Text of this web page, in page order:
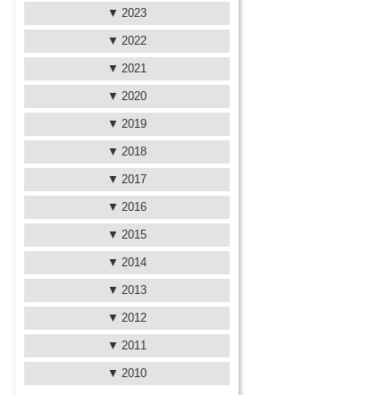
2023
2022
2021
2020
2019
2018
2017
2016
2015
2014
2013
2012
2011
2010